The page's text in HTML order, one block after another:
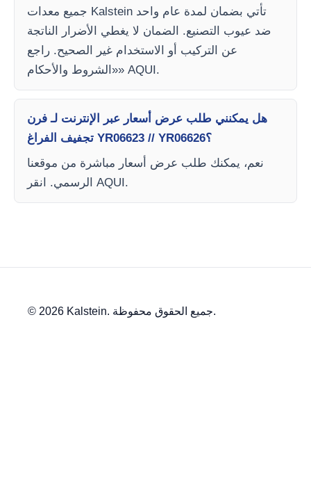
جميع معدات Kalstein تأتي بضمان لمدة عام واحد
ضد عيوب التصنيع. الضمان لا يغطي الأضرار الناتجة
عن التركيب أو الاستخدام غير الصحيح. راجع
«الشروط والأحكام» AQUI.
هل يمكنني طلب عرض أسعار عبر الإنترنت لـ فرن
تجفيف الفراغ YR06623 // YR06626؟
نعم، يمكنك طلب عرض أسعار مباشرة من موقعنا
الرسمي. انقر AQUI.
© 2026 Kalstein. جميع الحقوق محفوظة.